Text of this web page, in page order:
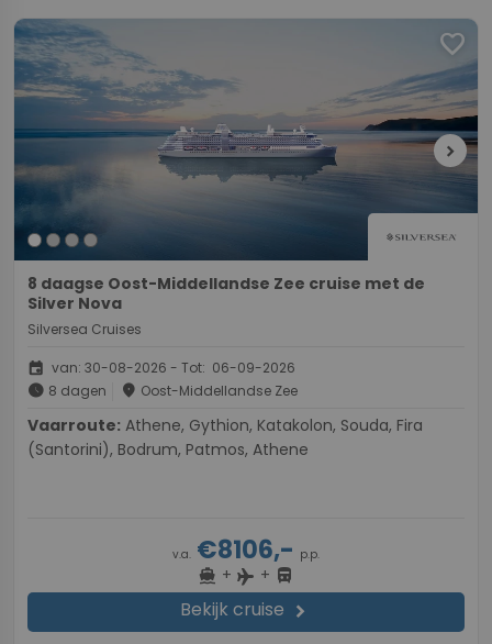
favorite
chevron_right
8 daagse Oost-Middellandse Zee cruise met de
Silver Nova
Silversea Cruises
event van: 30-08-2026 - Tot: 06-09-2026
schedule 8 dagen place Oost-Middellandse Zee
Vaarroute:
(Santorini), Bodrum, Patmos, Athene
v.a. €8106,- p.p.
directions_boat + flight + directions_bus
Bekijk cruise chevron_right